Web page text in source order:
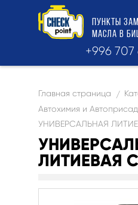
ПУНКТЫ
МАСЛА В
+996 707
Главная страница /
Автохимия и
УНИВЕРСАЛЬНАЯ
ЛИТИЕВАЯ